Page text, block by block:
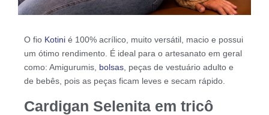
O fio Kotini é 100% acrílico, muito versátil, macio e possui
um ótimo rendimento. É ideal para o artesanato em geral
como: Amigurumis, bolsas , peças de vestuário adulto e
de bebês, pois as peças ficam leves e secam rápido.
Cardigan Selenita em tricô